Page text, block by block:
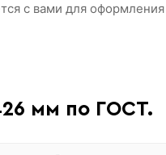
с вами для оформления
мм по ГОСТ.